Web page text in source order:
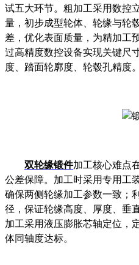
试五大环节。粗加工采用数控
量，初步成型轮体、轮缘与轮
差，优化表面质量，为精加工
过高精度数控设备实现关键尺
度、踏面轮廓度、轮毂孔精度。
双轮缘锻件加工核心难点
公差保障。加工时采用专用工
确保两侧轮缘加工参数一致；
径，保证轮缘高度、厚度、垂
加工采用液压膨胀芯轴定位，
体同轴度达标。